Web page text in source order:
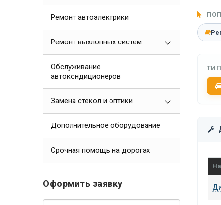
Ремонт автоэлектрики
Ремонт выхлопных систем
Обслуживание
автокондиционеров
Замена стекол и оптики
Дополнительное оборудование
Срочная помощь на дорогах
Оформить заявку